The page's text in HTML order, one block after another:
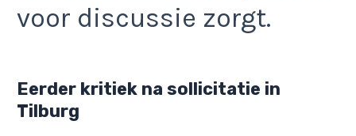
voor discussie zorgt.
Eerder kritiek na sollicitatie in
Tilburg